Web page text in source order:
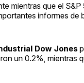
mientras que el
informes
Dow Jones
un 0.2%, mientras